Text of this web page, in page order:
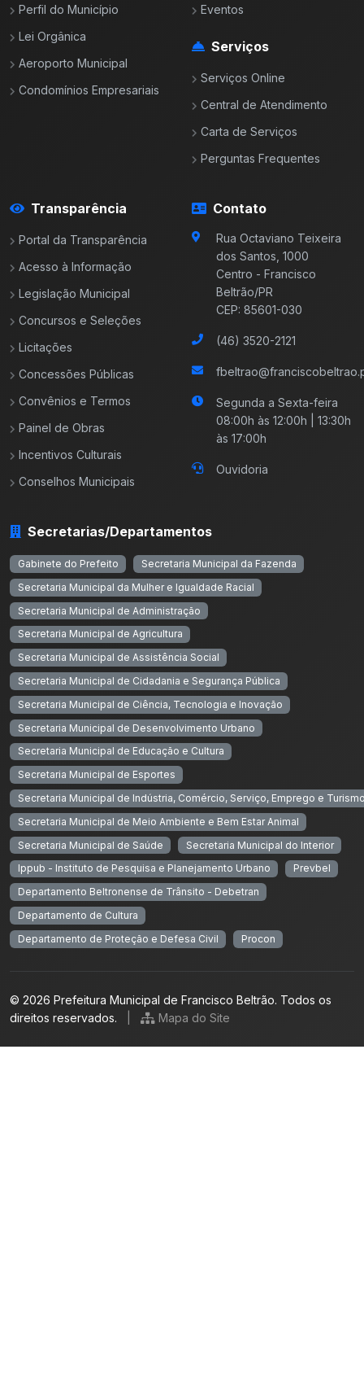
Perfil do Município
Lei Orgânica
Aeroporto Municipal
Condomínios Empresariais
Eventos
Serviços
Serviços Online
Central de Atendimento
Carta de Serviços
Perguntas Frequentes
Transparência
Portal da Transparência
Acesso à Informação
Legislação Municipal
Concursos e Seleções
Licitações
Concessões Públicas
Convênios e Termos
Painel de Obras
Incentivos Culturais
Conselhos Municipais
Contato
Rua Octaviano Teixeira
dos Santos, 1000
Centro - Francisco
Beltrão/PR
CEP: 85601-030
(46) 3520-2121
Segunda a Sexta-feira
08:00h às 12:00h | 13:30h
às 17:00h
Ouvidoria
Secretarias/Departamentos
Gabinete do Prefeito
Secretaria Municipal da Fazenda
Secretaria Municipal da Mulher e Igualdade Racial
Secretaria Municipal de Administração
Secretaria Municipal de Agricultura
Secretaria Municipal de Assistência Social
Secretaria Municipal de Cidadania e Segurança Pública
Secretaria Municipal de Ciência, Tecnologia e Inovação
Secretaria Municipal de Desenvolvimento Urbano
Secretaria Municipal de Educação e Cultura
Secretaria Municipal de Esportes
Secretaria Municipal de Indústria, Comércio, Serviço, Emprego e
Secretaria Municipal de Meio Ambiente e Bem Estar Animal
Secretaria Municipal de Saúde
Secretaria Municipal do Interior
Ippub - Instituto de Pesquisa e Planejamento Urbano
Prevbel
Departamento Beltronense de Trânsito - Debetran
Departamento de Cultura
Departamento de Proteção e Defesa Civil
Procon
© 2026 Prefeitura Municipal de Francisco Beltrão. Todos os
direitos reservados.
Mapa do Site